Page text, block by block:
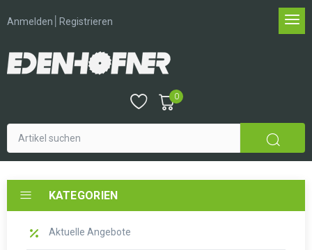
Anmelden Registrieren
0
KATEGORIEN
Aktuelle Angebote